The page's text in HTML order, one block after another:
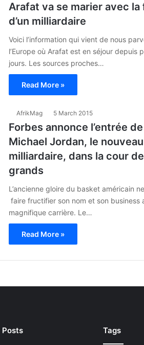
Arafat va se marier avec la
d’un milliardaire
Voici l’information qui vient de nous
l’Europe où Arafat est en séjour depuis
jours. Les sources proches…
Read More »
AfrikMag 5 March 2015
Forbes annonce l’entrée de
Michael Jordan, le nouveau
milliardaire, dans la cour
grands
L’ancienne gloire du basket américain
faire fructifier son nom et son business
magnifique carrière. Le…
Read More »
Posts Tags